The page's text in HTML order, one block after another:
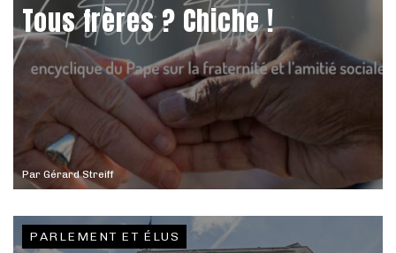
Par Gérard Streiff
Tous frères ? Chiche !
PARLEMENT ET ÉLUS